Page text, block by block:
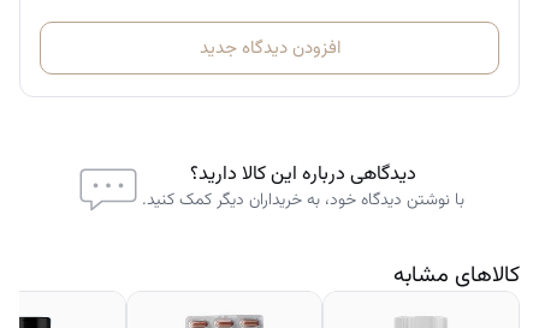
افزودن دیدگاه جدید
دیدگاهی درباره این کالا دارید؟
با نوشتن دیدگاه خود، به خریداران دیگر کمک کنید.
کالاهای مشابه